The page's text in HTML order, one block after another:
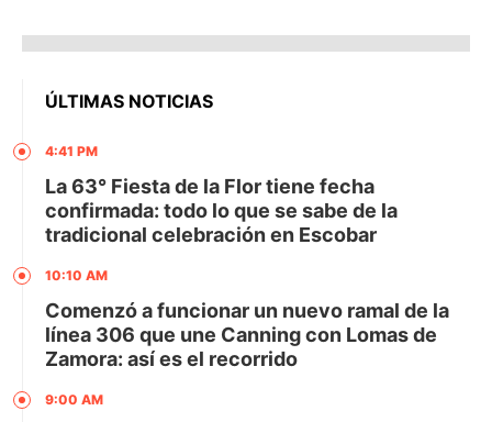
ÚLTIMAS NOTICIAS
4:41 PM
La 63° Fiesta de la Flor tiene fecha
confirmada: todo lo que se sabe de la
tradicional celebración en Escobar
10:10 AM
Comenzó a funcionar un nuevo ramal de la
línea 306 que une Canning con Lomas de
Zamora: así es el recorrido
9:00 AM